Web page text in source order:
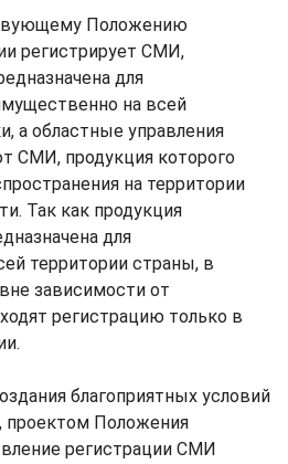
Положению
регистрирует СМИ,
для
на всей
а областные управления
СМИ, продукция которого
на территории
Так как продукция
для
территории страны, в
зависимости от
регистрацию только в
благоприятных условий
проектом Положения
регистрации СМИ